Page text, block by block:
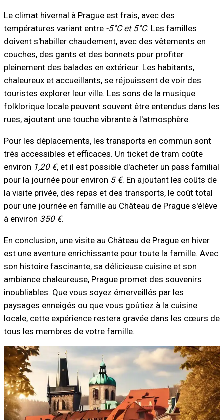
Le climat hivernal à Prague est frais, avec des
températures variant entre -5°C et 5°C. Les familles
doivent s'habiller chaudement, avec des vêtements en
couches, des gants et des bonnets pour profiter
pleinement des balades en extérieur. Les habitants,
chaleureux et accueillants, se réjouissent de voir des
touristes explorer leur ville. Les sons de la musique
folklorique locale peuvent souvent être entendus dans les
rues, ajoutant une touche vibrante à l'atmosphère.
Pour les déplacements, les transports en commun sont
très accessibles et efficaces. Un ticket de tram coûte
environ 1,20 €, et il est possible d'acheter un pass familial
pour la journée pour environ 5 €. En ajoutant les coûts de
la visite privée, des repas et des transports, le coût total
pour une journée en famille au Château de Prague s'élève
à environ 350 €.
En conclusion, une visite au Château de Prague en hiver
est une aventure enrichissante pour toute la famille. Avec
son histoire fascinante, sa délicieuse cuisine et son
ambiance chaleureuse, Prague promet des souvenirs
inoubliables. Que vous soyez émerveillés par les
paysages enneigés ou que vous goûtiez à la cuisine
locale, cette expérience restera gravée dans les cœurs de
tous les membres de votre famille.